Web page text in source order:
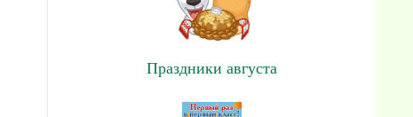
Праздники августа